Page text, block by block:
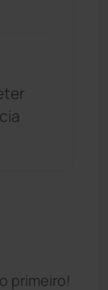
primeiro!